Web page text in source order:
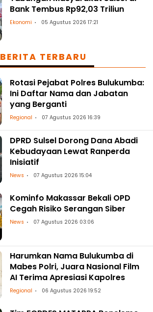
Bank Tembus Rp92,03 Triliun
Ekonomi 05 Agustus 2026 17:21
BERITA TERBARU
Rotasi Pejabat Polres Bulukumba:
Ini Daftar Nama dan Jabatan
yang Berganti
Regional 07 Agustus 2026 16:39
DPRD Sulsel Dorong Dana Abadi
Kebudayaan Lewat Ranperda
Inisiatif
News 07 Agustus 2026 15:04
Kominfo Makassar Bekali OPD
Cegah Risiko Serangan Siber
News 07 Agustus 2026 03:06
Harumkan Nama Bulukumba di
Mabes Polri, Juara Nasional Film
AI Terima Apresiasi Kapolres
Regional 06 Agustus 2026 19:52